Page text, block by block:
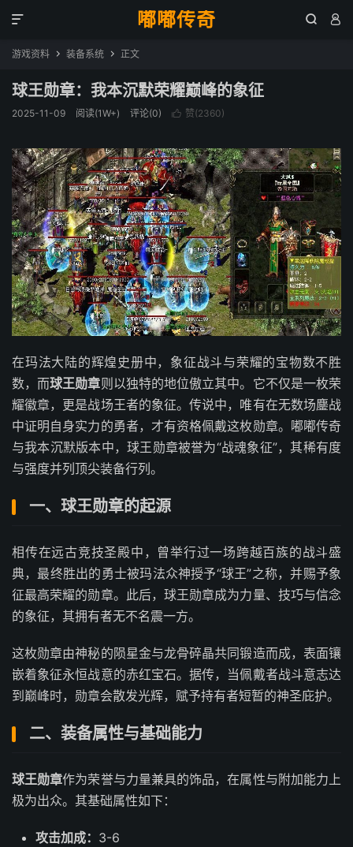
嘟嘟传奇  

游戏资料  装备系统  正文
球王勋章：我本沉默荣耀巅峰的象征
2025-11-09 阅读(1W+) 评论(0)  赞(2360)
在玛法大陆的辉煌史册中，象征战斗与荣耀的宝物数不胜
数，而球王勋章则以独特的地位傲立其中。它不仅是一枚荣
耀徽章，更是战场王者的象征。传说中，唯有在无数场鏖战
中证明自身实力的勇者，才有资格佩戴这枚勋章。嘟嘟传奇
与我本沉默版本中，球王勋章被誉为“战魂象征”，其稀有度
与强度并列顶尖装备行列。
一、球王勋章的起源
相传在远古竞技圣殿中，曾举行过一场跨越百族的战斗盛
典，最终胜出的勇士被玛法众神授予“球王”之称，并赐予象
征最高荣耀的勋章。此后，球王勋章成为力量、技巧与信念
的象征，其拥有者无不名震一方。
这枚勋章由神秘的陨星金与龙骨碎晶共同锻造而成，表面镶
嵌着象征永恒战意的赤红宝石。据传，当佩戴者战斗意志达
到巅峰时，勋章会散发光辉，赋予持有者短暂的神圣庇护。
二、装备属性与基础能力
球王勋章作为荣誉与力量兼具的饰品，在属性与附加能力上
极为出众。其基础属性如下：
攻击加成： 3-6